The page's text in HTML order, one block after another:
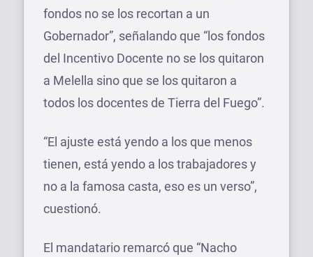
fondos no se los recortan a un
Gobernador”, señalando que “los fondos
del Incentivo Docente no se los quitaron
a Melella sino que se los quitaron a
todos los docentes de Tierra del Fuego”.
“El ajuste está yendo a los que menos
tienen, está yendo a los trabajadores y
no a la famosa casta, eso es un verso”,
cuestionó.
El mandatario remarcó que “Nacho